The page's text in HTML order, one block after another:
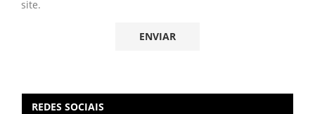
site.
REDES SOCIAIS